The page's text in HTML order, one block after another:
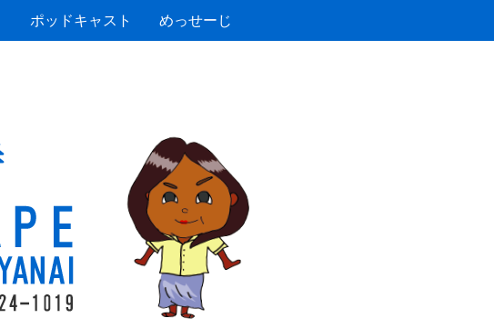
ポッドキャスト めっせーじ